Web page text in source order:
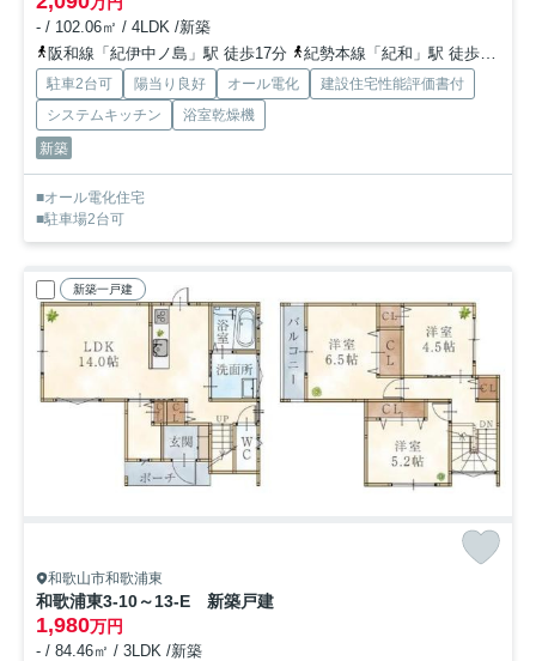
- / 102.06㎡ / 4LDK /新築
阪和線「紀伊中ノ島」駅 徒歩17分
紀勢本線「紀和」駅 徒歩26分
駐車2台可 陽当り良好 オール電化
建設住宅性能評価書付
システムキッチン
浴室乾燥機
新築
■オール電化住宅
■駐車場2台可
新築一戸建
和歌山市和歌浦東
和歌浦東3-10～13-E 新築戸建
1,980万円
- / 84.46㎡ / 3LDK /新築